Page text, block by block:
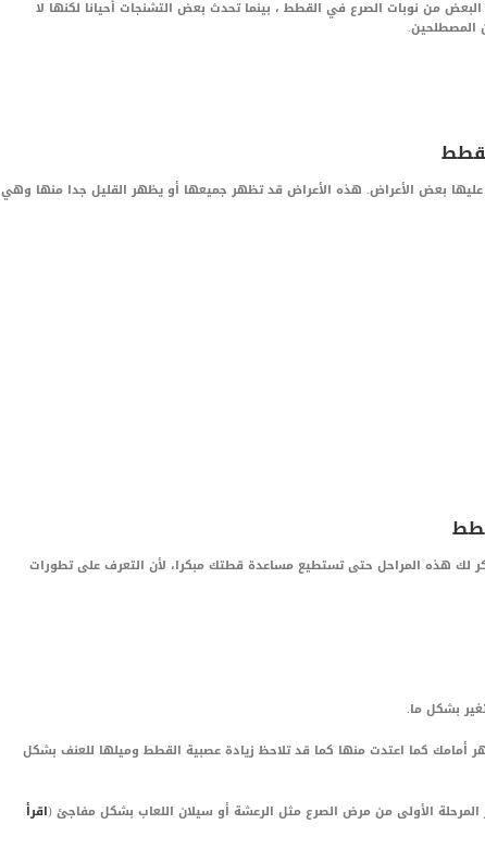
من نوبات الصرع في القطط ، بينما تحدث بعض التشنجات أحيانا لكنها لا
المصطلحين.
بعض الأعراض. هذه الأعراض قد تظهر جميعها أو يظهر القليل جدا منها وهي
لك هذه المراحل حتى تستطيع مساعدة قطتك مبكرا، لأن التعرف على تطورات
بشكل ما.
أمامك كما اعتدت منها كما قد تلاحظ زيادة عصبية القطط وميلها للعنف بشكل
الأولى من مرض الصرع مثل الرعشة أو سيلان اللعاب بشكل مفاجئ (اقرأ